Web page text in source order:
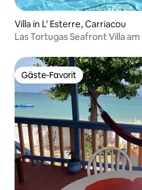
Villa in L' Esterre, Carriacou
Las Tortugas Seafront Villa
Gäste-Favorit
Gäste-Favorit